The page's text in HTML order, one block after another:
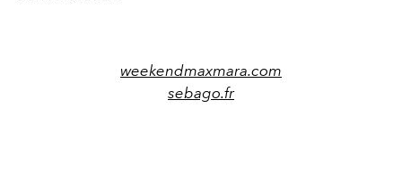
weekendmaxmara.com
sebago.fr